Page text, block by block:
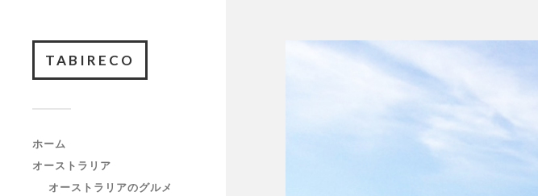
TABIRECO
ホーム
オーストラリア
オーストラリアのグルメ